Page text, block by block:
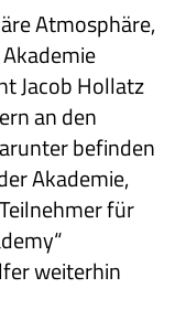
Atmosphäre,
Jacob Hollatz
an den
befinden
Akademie,
für
weiterhin